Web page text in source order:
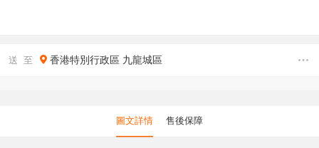
送 至 香港特別行政區 九龍城區
圖文詳情 售後保障